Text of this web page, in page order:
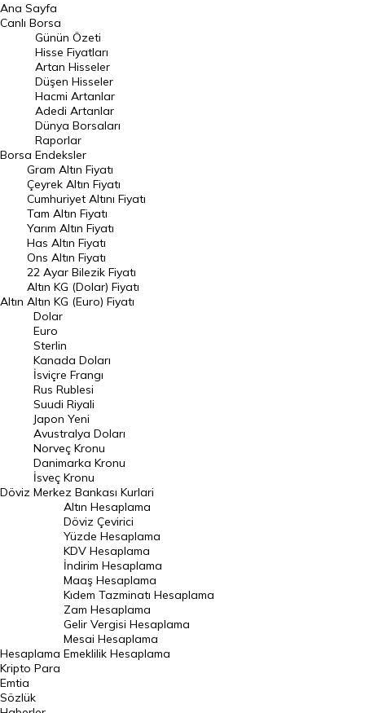
BIST 100 Hisseleri
En Çok Artan Hisseler
En Çok Düşen Hisseler
Hacmi Artanlar
Geçmiş Kapanışlar
Dünya Borsaları
Raporlar
Endeksler
DÖVİZ
Döviz Kuru
Dolar Kuru
Euro Kuru
Pound Kuru
Frank Kuru
Riyal Kuru
Avustralya Doları
Danimarka Kronu Kuru
Kanada Doları Kuru
Norveç Kronu Kuru
İsveç Kronu Kuru
Japon Yeni Kuru
Serbest Piyasa Döviz Kurları
Merkez Bankası Döviz Kurları
Altın Fiyatları
Gram Altın Fiyatı
Çeyrek Altın Fiyatı
Ana Sayfa
Canlı Borsa
Borsa
Günün Özeti
Hisse Fiyatları
Artan Hisseler
Düşen Hisseler
Hacmi Artanlar
Adedi Artanlar
Dünya Borsaları
Raporlar
Endeksler
Altın
Gram Altın Fiyatı
Çeyrek Altın Fiyatı
Cumhuriyet Altını Fiyatı
Tam Altın Fiyatı
Yarım Altın Fiyatı
Has Altın Fiyatı
Ons Altın Fiyatı
22 Ayar Bilezik Fiyatı
Altın KG (Dolar) Fiyatı
Altın KG (Euro) Fiyatı
Döviz
Dolar
Euro
Sterlin
Kanada Doları
İsviçre Frangı
Rus Rublesi
Suudi Riyali
Japon Yeni
Avustralya Doları
Norveç Kronu
Danimarka Kronu
İsveç Kronu
Merkez Bankası Kurlari
Hesaplama
Altın Hesaplama
Döviz Çevirici
Yüzde Hesaplama
KDV Hesaplama
İndirim Hesaplama
Maaş Hesaplama
Kıdem Tazminatı Hesaplama
Zam Hesaplama
Gelir Vergisi Hesaplama
Mesai Hesaplama
Emeklilik Hesaplama
Kripto Para
Emtia
Sözlük